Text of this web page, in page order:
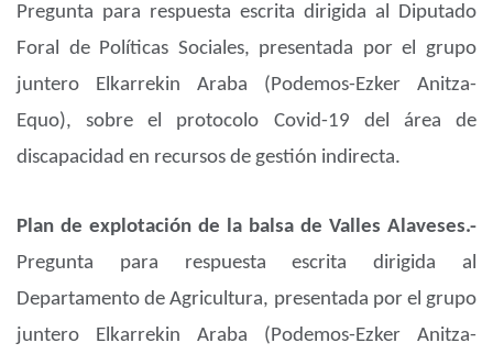
Pregunta para respuesta escrita dirigida al Diputado
Foral de Políticas Sociales, presentada por el grupo
juntero Elkarrekin Araba (Podemos-Ezker Anitza-
Equo), sobre el protocolo Covid-19 del área de
discapacidad en recursos de gestión indirecta.
Plan de explotación de la balsa de Valles Alaveses.-
Pregunta para respuesta escrita dirigida al
Departamento de Agricultura, presentada por el grupo
juntero Elkarrekin Araba (Podemos-Ezker Anitza-